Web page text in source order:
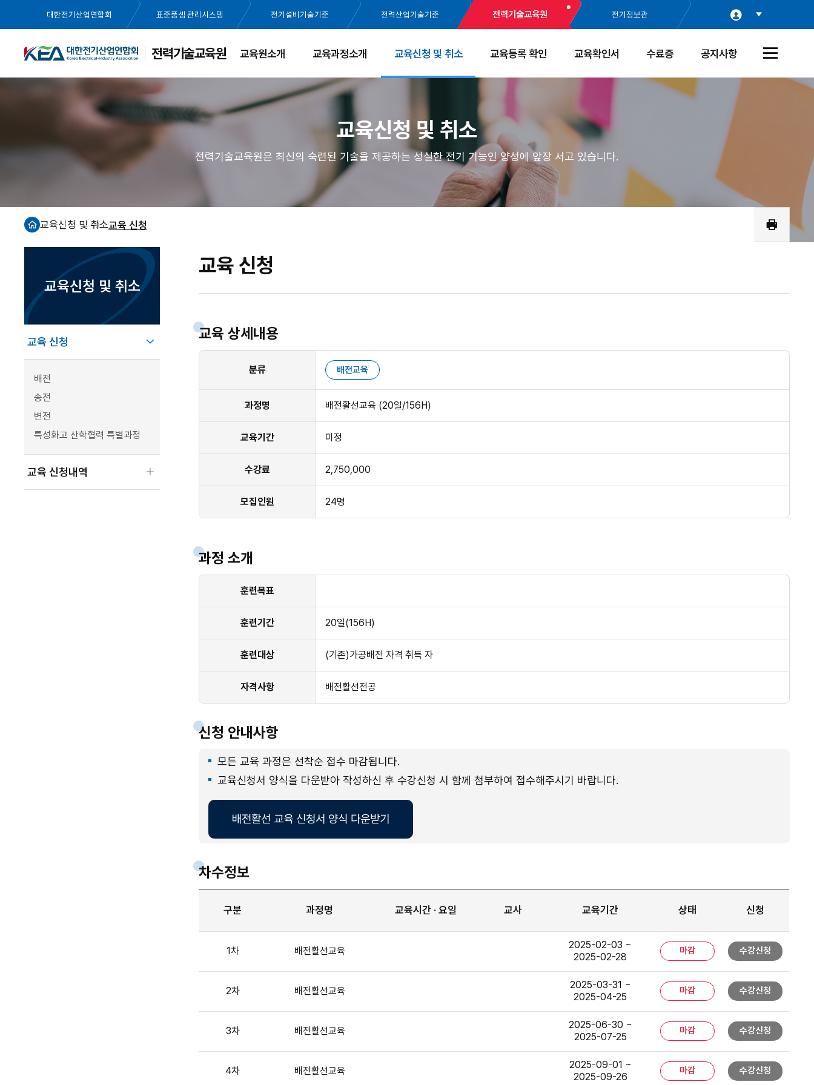
대한전기산업연합회 표준품셈 관리시스템 전기설비기술기준 전력산업기술기준 전력기술교육원 전기정보관
전력기술교육원 교육원소개 교육과정소개 교육신청 및 취소 교육등록 확인 교육확인서 수료증 공지사항
전
교육신청 및 취소
전력기술교육원은 최신의 숙련된 기술을 제공하는 성실한 전기 기능인 양성에 앞장 서고 있습니다.
홈
교육신청 및 취소교육 신청
인
쇄
교육신청 및 취소
교육 신청
배전
송전
변전
특성화고 산학협력 특별과정
교육 신청내역
교육 신청
교육 상세내용
분류 배전교육
과정명 배전활선교육 (20일/156H)
교육기간 미정
수강료 2,750,000
모집인원 24명
과정 소개
훈련목표
훈련기간 20일(156H)
훈련대상 (기존)가공배전 자격 취득 자
자격사항 배전활선전공
신청 안내사항
모든 교육 과정은 선착순 접수 마감됩니다.
교육신청서 양식을 다운받아 작성하신 후 수강신청 시 함께 첨부하여 접수해주시기 바랍니다.
배전활선 교육 신청서 양식 다운받기
차수정보
구분 과정명 교육시간 · 요일 교사 교육기간 상태 신청
1차 배전활선교육
2025-02-03 ~
2025-02-28
마감 수강신청
2차 배전활선교육
2025-03-31 ~
2025-04-25
마감 수강신청
3차 배전활선교육
2025-06-30 ~
2025-07-25
마감 수강신청
4차 배전활선교육
2025-09-01 ~
2025-09-26
마감 수강신청